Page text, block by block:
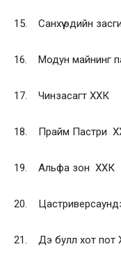
15. Санхүү эдийн
16. Модун майнинг
17. Чинзасагт ХХК
18. Прайм Пастри
19. Альфа зон ХХК
20.
21. Дэ булл хот пот